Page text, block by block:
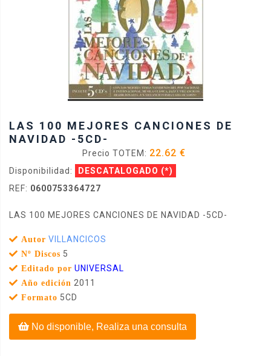
LAS 100 MEJORES CANCIONES DE
NAVIDAD -5CD-
Precio TOTEM: 22.62 €
Disponibilidad: DESCATALOGADO (*)
REF: 0600753364727
LAS 100 MEJORES CANCIONES DE NAVIDAD -5CD-
Autor VILLANCICOS
Nº Discos 5
Editado por UNIVERSAL
Año edición 2011
Formato 5CD
No disponible, Realiza una consulta